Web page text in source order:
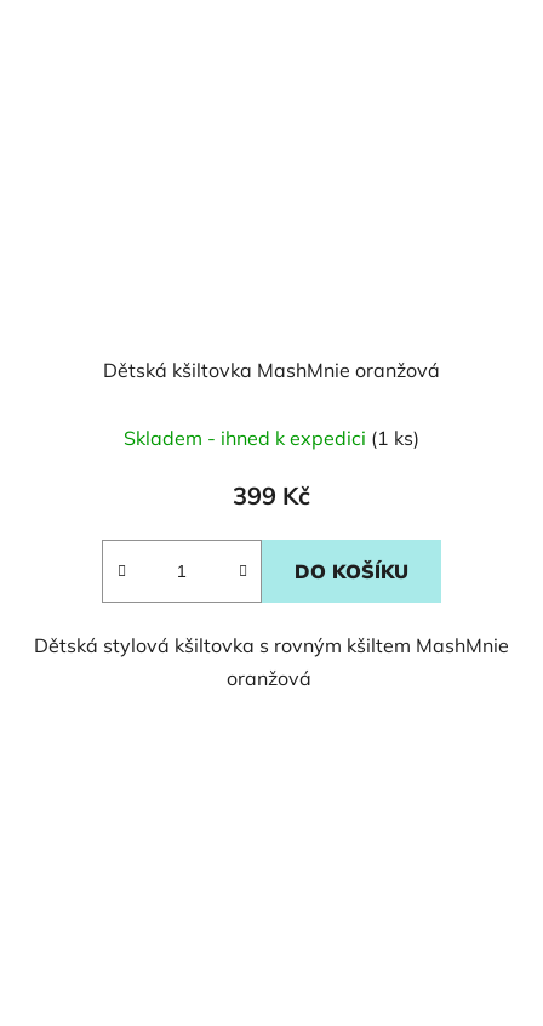
Dětská kšiltovka MashMnie oranžová
Skladem - ihned k expedici (1 ks)
399 Kč
DO KOŠÍKU
Dětská stylová kšiltovka s rovným kšiltem MashMnie
oranžová